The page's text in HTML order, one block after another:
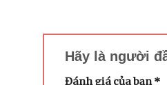
Hãy là người
Đánh giá của bạn*